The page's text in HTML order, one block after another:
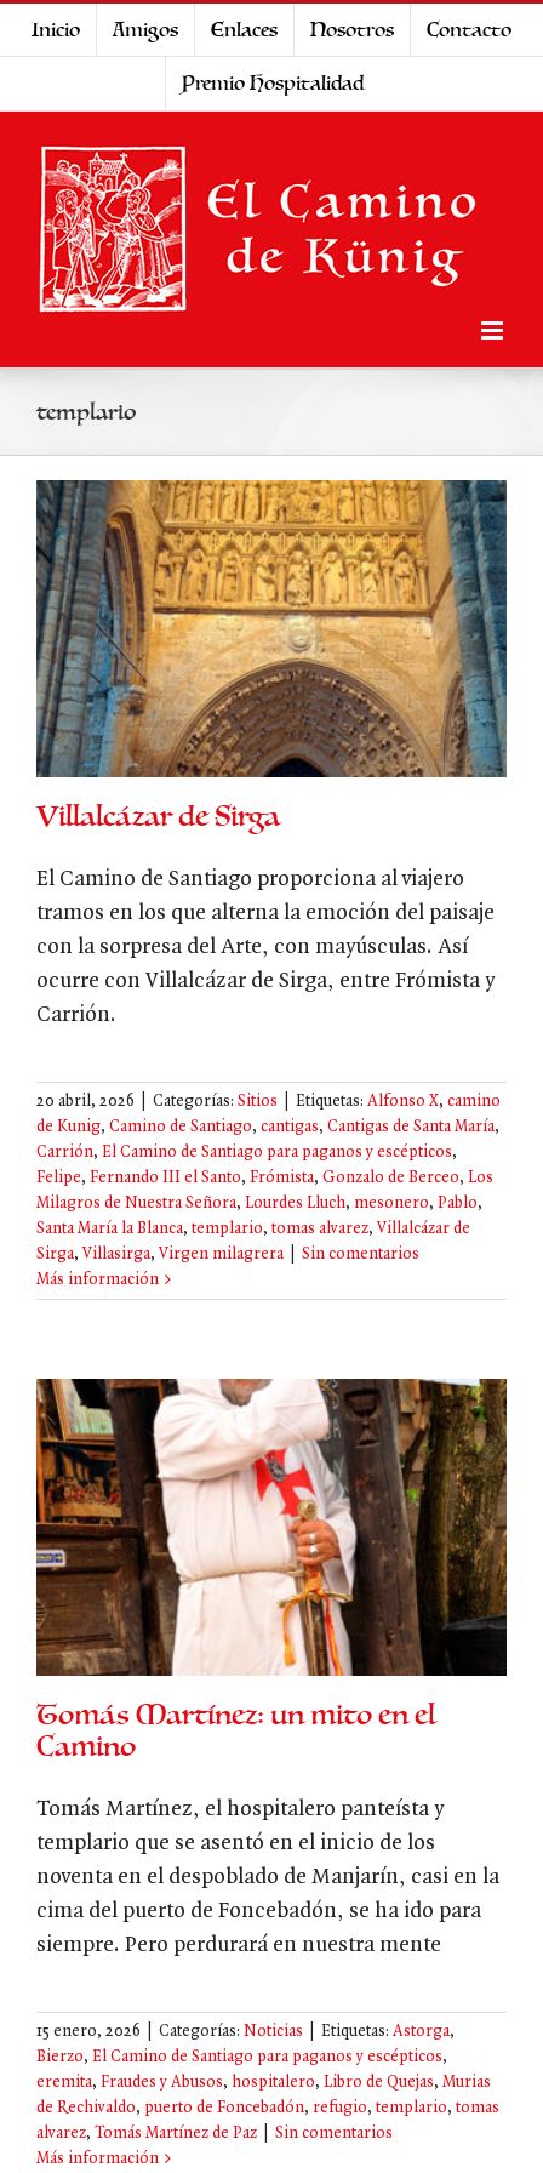
Inicio Amigos Enlaces Nosotros
Contacto
Premio Hospitalidad
templario
Villalcázar de Sirga
El Camino de Santiago proporciona al viajero
tramos en los que alterna la emoción del paisaje
con la sorpresa del Arte, con mayúsculas. Así
ocurre con Villalcázar de Sirga, entre Frómista y
Carrión.
20 abril, 2026 Categorías: Sitios Etiquetas: Alfonso X, camino
de Kunig, Camino de Santiago, cantigas, Cantigas de Santa María,
Carrión, El Camino de Santiago para paganos y escépticos,
Felipe, Fernando III el Santo, Frómista, Gonzalo de Berceo, Los
Milagros de Nuestra Señora, Lourdes Lluch, mesonero, Pablo,
Santa María la Blanca, templario, tomas alvarez, Villalcázar de
Sirga, Villasirga, Virgen milagrera
Sin comentarios
Más información
Tomás Martínez: un mito en el
Camino
Tomás Martínez, el hospitalero panteísta y
templario que se asentó en el inicio de los
noventa en el despoblado de Manjarín, casi en la
cima del puerto de Foncebadón, se ha ido para
siempre. Pero perdurará en nuestra mente
15 enero, 2026 Categorías: Noticias Etiquetas: Astorga,
Bierzo, El Camino de Santiago para paganos y escépticos,
eremita, Fraudes y Abusos, hospitalero, Libro de Quejas, Murias
de Rechivaldo, puerto de Foncebadón, refugio, templario, tomas
alvarez, Tomás Martínez de Paz
Sin comentarios
Más información